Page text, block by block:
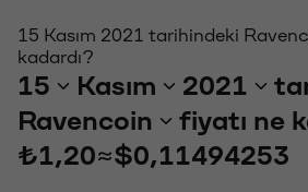
15 Kasım 2021 tarihindeki
kadardı?
15 Kasım 2021
Ravencoin
fiyatı ne
₺1,20≈$0,11494253